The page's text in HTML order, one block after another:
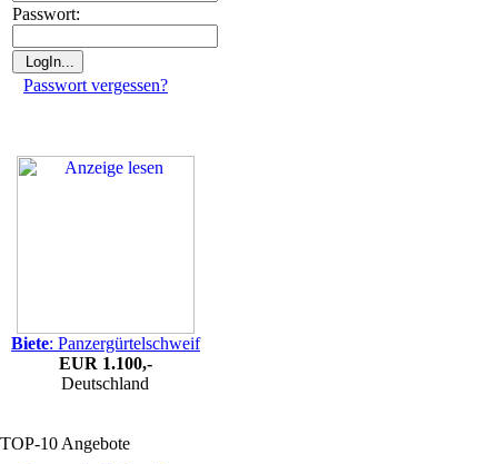
Passwort:
Passwort vergessen?
Biete: Panzergürtelschweif
EUR 1.100,-
Deutschland
TOP-10 Angebote